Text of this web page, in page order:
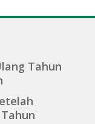
Tahun